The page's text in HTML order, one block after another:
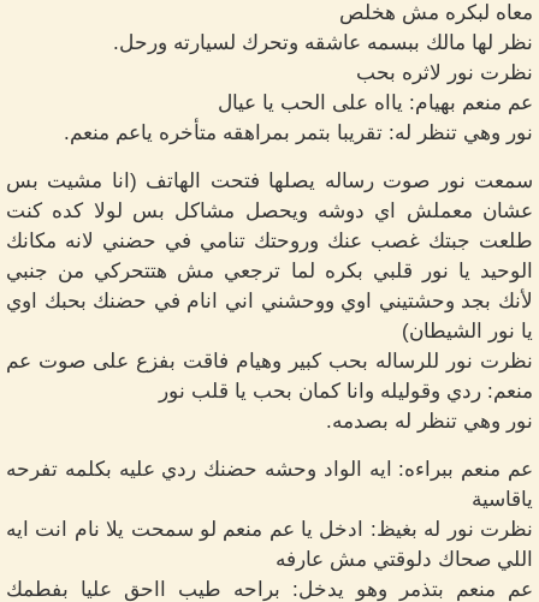
معاه لبكره مش هخلص
نظر لها مالك ببسمه عاشقه وتحرك لسيارته ورحل.
نظرت نور لاثره بحب
عم منعم بهيام: يااه على الحب يا عيال
نور وهي تنظر له: تقريبا بتمر بمراهقه متأخره ياعم منعم.
سمعت نور صوت رساله يصلها فتحت الهاتف (انا مشيت بس
عشان معملش اي دوشه ويحصل مشاكل بس لولا كده كنت
طلعت جبتك غصب عنك وروحتك تنامي في حضني لانه مكانك
الوحيد يا نور قلبي بكره لما ترجعي مش هتتحركي من جنبي
لأنك بجد وحشتيني اوي ووحشني اني انام في حضنك بحبك اوي
يا نور الشيطان)
نظرت نور للرساله بحب كبير وهيام فاقت بفزع على صوت عم
منعم: ردي وقوليله وانا كمان بحب يا قلب نور
نور وهي تنظر له بصدمه.
عم منعم ببراءه: ايه الواد وحشه حضنك ردي عليه بكلمه تفرحه
ياقاسية
نظرت نور له بغيظ: ادخل يا عم منعم لو سمحت يلا نام انت ايه
اللي صحاك دلوقتي مش عارفه
عم منعم بتذمر وهو يدخل: براحه طيب ااحق عليا بفطمك